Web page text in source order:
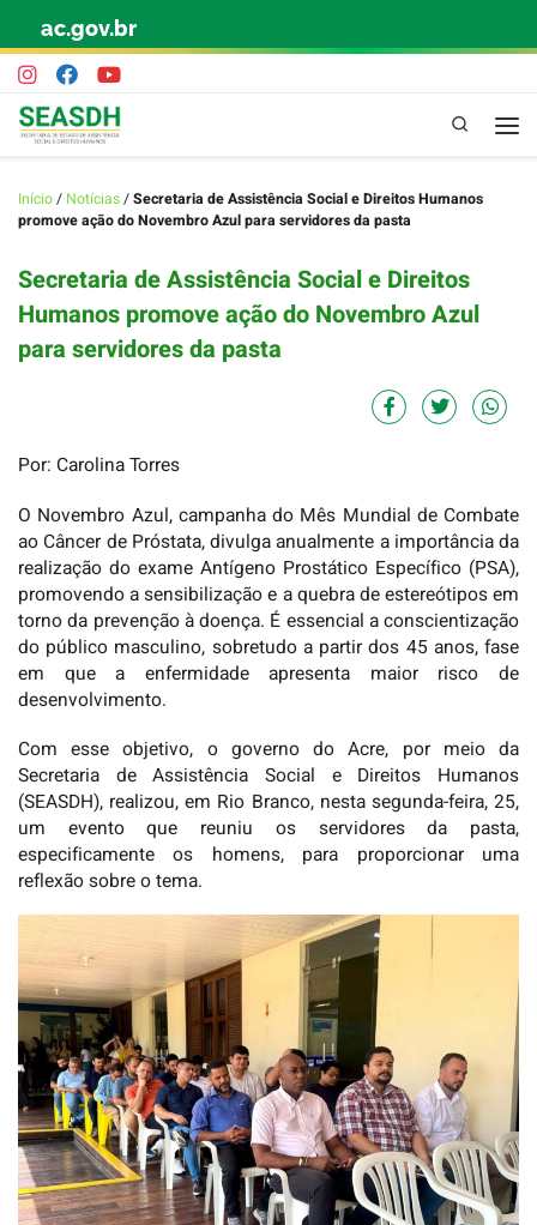
Skip to content
ac.gov.br
Pesquisa
Início/ Notícias/Secretaria de Assistência Social e Direitos Humanos
promove ação do Novembro Azul para servidores da pasta
Secretaria de Assistência Social e Direitos
Humanos promove ação do Novembro Azul
para servidores da pasta
Por: Carolina Torres
O Novembro Azul, campanha do Mês Mundial de Combate
ao Câncer de Próstata, divulga anualmente a importância da
realização do exame Antígeno Prostático Específico (PSA),
promovendo a sensibilização e a quebra de estereótipos em
torno da prevenção à doença. É essencial a conscientização
do público masculino, sobretudo a partir dos 45 anos, fase
em que a enfermidade apresenta maior risco de
desenvolvimento.
Com esse objetivo, o governo do Acre, por meio da
Secretaria de Assistência Social e Direitos Humanos
(SEASDH), realizou, em Rio Branco, nesta segunda-feira, 25,
um evento que reuniu os servidores da pasta,
especificamente os homens, para proporcionar uma
reflexão sobre o tema.